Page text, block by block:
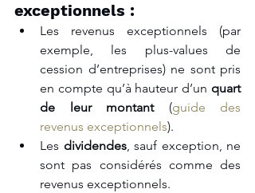
exceptionnels :
Les revenus exceptionnels (par
exemple, les plus-values de
cession d’entreprises) ne sont pris
en compte qu’à hauteur d’un quart
de leur montant (guide des
revenus exceptionnels).
Les dividendes, sauf exception, ne
sont pas considérés comme des
revenus exceptionnels.